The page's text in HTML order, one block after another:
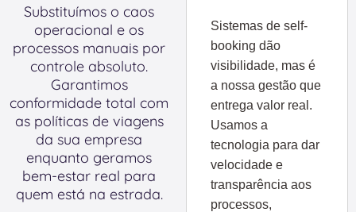
Substituímos o caos
operacional e os
processos manuais por
controle absoluto.
Garantimos
conformidade total com
as políticas de viagens
da sua empresa
enquanto geramos
bem-estar real para
quem está na estrada.
Sistemas de self-
booking dão
visibilidade, mas é
a nossa gestão que
entrega valor real.
Usamos a
tecnologia para dar
velocidade e
transparência aos
processos,